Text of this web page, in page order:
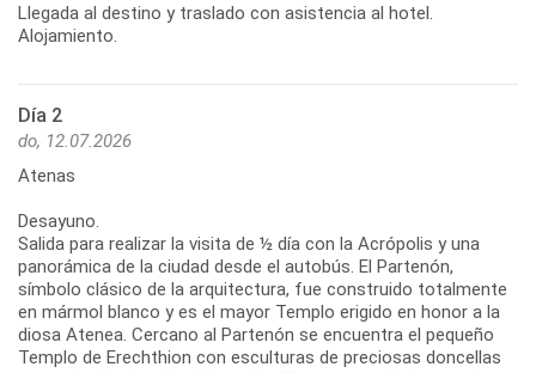
Llegada al destino y traslado con asistencia al hotel.
Alojamiento.
Día 2
do, 12.07.2026
Atenas
Desayuno.
Salida para realizar la visita de ½ día con la Acrópolis y una
panorámica de la ciudad desde el autobús. El Partenón,
símbolo clásico de la arquitectura, fue construido totalmente
en mármol blanco y es el mayor Templo erigido en honor a la
diosa Atenea. Cercano al Partenón se encuentra el pequeño
Templo de Erechthion con esculturas de preciosas doncellas